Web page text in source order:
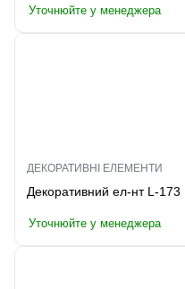
Уточнюйте у менеджера
ДЕКОРАТИВНІ ЕЛЕМЕНТИ
Декоративний ел-нт L-173
Уточнюйте у менеджера